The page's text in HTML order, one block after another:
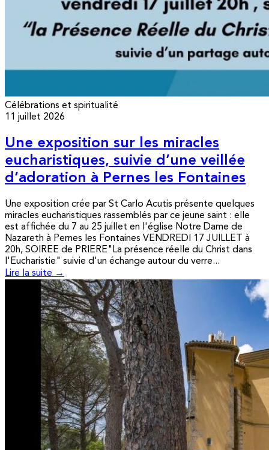
Célébrations et spiritualité
11 juillet 2026
Une exposition sur les miracles
eucharistiques, suivie d’une veillée
d’adoration à Pernes les Fontaines
Une exposition crée par St Carlo Acutis présente quelques
miracles eucharistiques rassemblés par ce jeune saint : elle
est affichée du 7 au 25 juillet en l'église Notre Dame de
Nazareth à Pernes les Fontaines VENDREDI 17 JUILLET à
20h, SOIREE de PRIERE"La présence réelle du Christ dans
l'Eucharistie" suivie d'un échange autour du verre...
Lire la suite →